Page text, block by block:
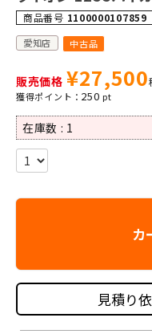
商品番号 1100000107859
愛知店 中古品
販売価格 ¥27,500
250
在庫数
1
カ
見積り